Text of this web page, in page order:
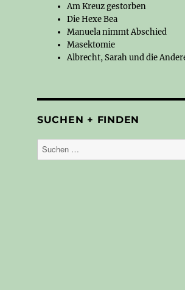
Am Kreuz gestorben
Die Hexe Bea
Manuela nimmt Abschied
Masektomie
Albrecht, Sarah und die
SUCHEN + FINDEN
Suchen
nach: